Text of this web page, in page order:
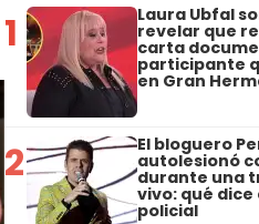
1 Laura Ubfal
revelar que
carta
participante
en Gran
2 El bloguero
autolesionó
durante una
vivo: qué
policial